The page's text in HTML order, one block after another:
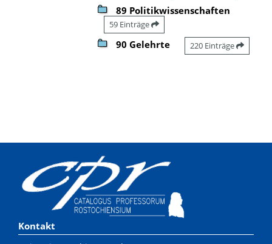
89 Politikwissenschaften
59 Einträge
90 Gelehrte 220 Einträge
Kontakt